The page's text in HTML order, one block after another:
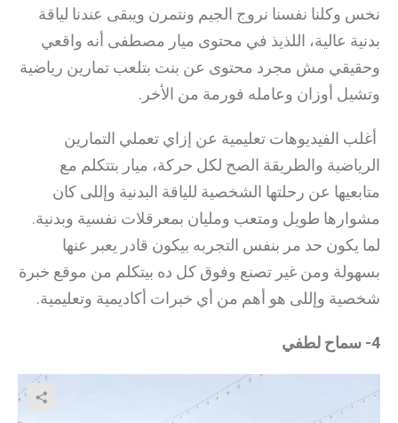
نخس وكلنا نفسنا نروج الجيم ونتمرن ويبقى عندنا لياقة
بدنية عالية، اللذيذ في محتوى ميار مصطفى أنه واقعي
وحقيقي مش مجرد محتوى عن بنت بتلعب تمارين رياضية
وتشيل أوزان وعامله فورمة من الأخر.
أغلب الفيديوهات تعليمية عن إزاي تعملي التمارين
الرياضية والطريقة الصح لكل حركة، ميار بتتكلم مع
متابعيها عن رحلتها الشخصية للياقة البدنية وإللى كان
مشوارها طويل ومتعب ومليان بمعرقلات نفسية وبدنية.
لما يكون حد مر بنفس التجربه بيكون قادر يعبر عنها
بسهولة ومن غير تصنع وفوق كل ده بيتكلم من موقع خبرة
شخصية وإللى هو أهم من أي خبرات أكاديمية وتعليمية.
4- سماح لطفي